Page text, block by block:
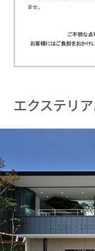
エクステリ